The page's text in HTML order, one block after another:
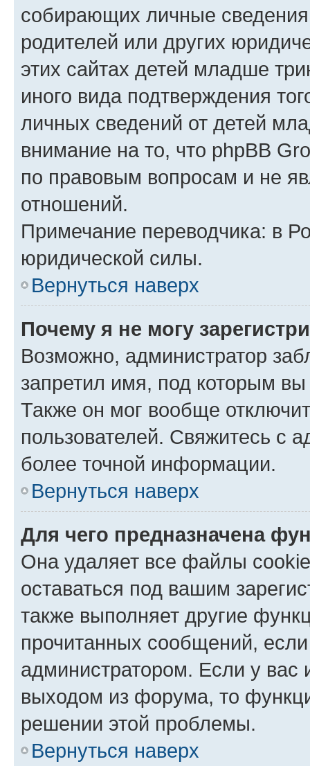
собирающих личные
родителей или других
этих сайтах детей младше
иного вида подтверждения
личных сведений от детей
внимание на то, что phpBB
по правовым вопросам и не
отношений.
Примечание переводчика: в
юридической силы.
Вернуться наверх
Почему я не могу
Возможно, администратор
запретил имя, под которым вы
Также он мог вообще
пользователей. Свяжитесь с
более точной информации.
Вернуться наверх
Для чего предназначена
Она удаляет все файлы
оставаться под вашим
также выполняет другие
прочитанных сообщений,
администратором. Если у
выходом из форума, то
решении этой проблемы.
Вернуться наверх